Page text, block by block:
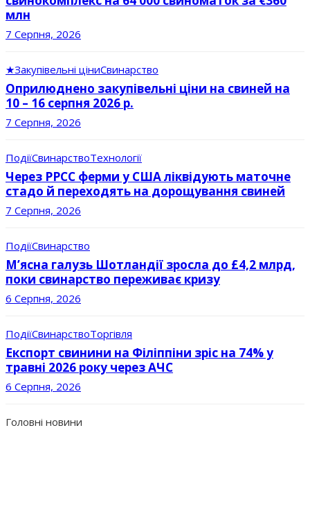
млн
7 Серпня, 2026
★Закупівельні ціниСвинарство
Оприлюднено закупівельні ціни на свиней на
10 – 16 серпня 2026 р.
7 Серпня, 2026
ПодіїСвинарствоТехнології
Через РРСС ферми у США ліквідують маточне
стадо й переходять на дорощування свиней
7 Серпня, 2026
ПодіїСвинарство
М’ясна галузь Шотландії зросла до £4,2 млрд,
поки свинарство переживає кризу
6 Серпня, 2026
ПодіїСвинарствоТоргівля
Експорт свинини на Філіппіни зріс на 74% у
травні 2026 року через АЧС
6 Серпня, 2026
Головні новини